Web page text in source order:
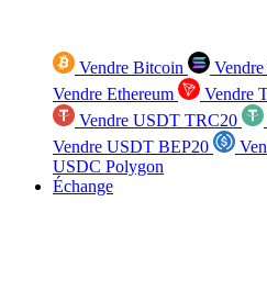
Vendre Bitcoin Vendre
Vendre Ethereum
Vendre
Vendre USDT TRC20
Vendre USDT BEP20
USDC Polygon
Échange